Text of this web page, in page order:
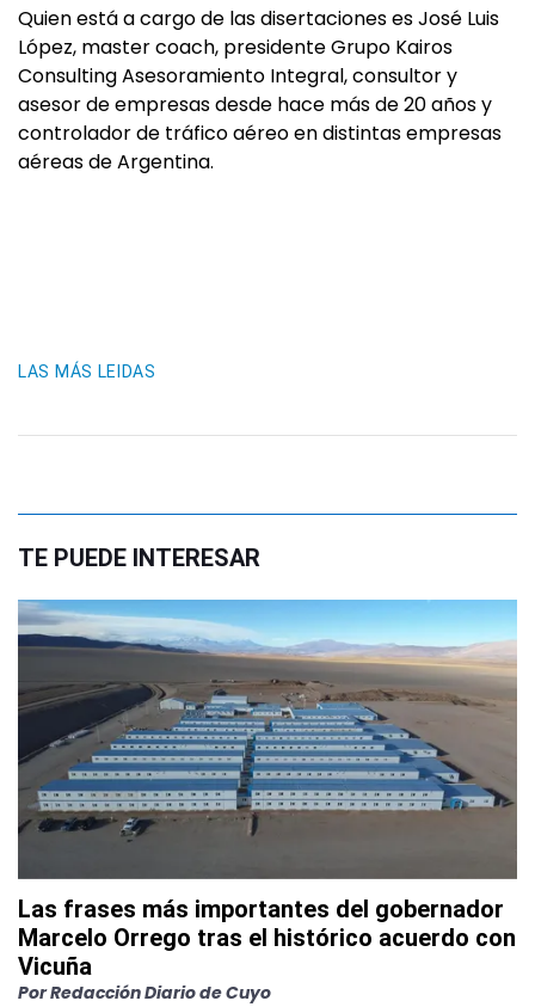
Quien está a cargo de las disertaciones es José Luis
López, master coach, presidente Grupo Kairos
Consulting Asesoramiento Integral, consultor y
asesor de empresas desde hace más de 20 años y
controlador de tráfico aéreo en distintas empresas
aéreas de Argentina.
LAS MÁS LEIDAS
TE PUEDE INTERESAR
Las frases más importantes del gobernador
Marcelo Orrego tras el histórico acuerdo con
Vicuña
PorRedacción Diario de Cuyo